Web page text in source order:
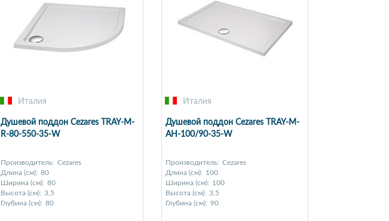
Италия
Душевой поддон Cezares TRAY-M-
R-80-550-35-W
Производитель: Cezares
Длина (см): 80
Ширина (см): 80
Высота (см): 3,5
Глубина (см): 80
Италия
Душевой поддон Cezares TRAY-M-
AH-100/90-35-W
Производитель: Cezares
Длина (см): 100
Ширина (см): 100
Высота (см): 3,5
Глубина (см): 90